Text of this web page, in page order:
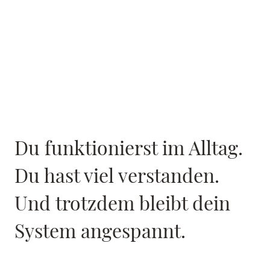
Du funktionierst im Alltag.
Du hast viel verstanden.
Und trotzdem bleibt dein
System angespannt.